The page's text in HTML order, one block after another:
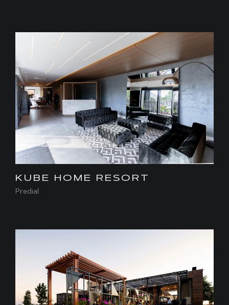
KUBE HOME RESORT
Predial